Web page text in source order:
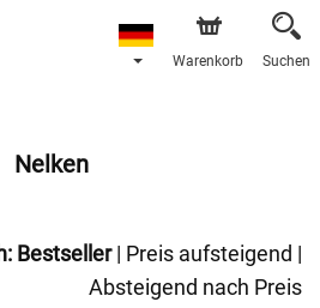
Warenkorb Suchen
Nelken
Bestseller| Preis aufsteigend |
Absteigend nach Preis